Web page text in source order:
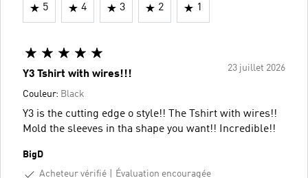
5 4 3 2 1
23 juillet 2026
Y3 Tshirt with wires!!!
Couleur: Black
Y3 is the cutting edge o style!! The Tshirt with wires!!
Mold the sleeves in tha shape you want!! Incredible!!
BigD
Acheteur vérifié
Évaluation encouragée